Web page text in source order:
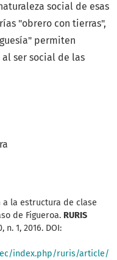
a la estructura de clase
de Figueroa. RURIS
n. 1, 2016. DOI:
index.php/ruris/article/
social de esas
"obrero con tierras",
permiten
ser social de las